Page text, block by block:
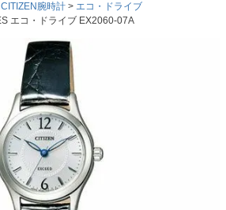
CITIZEN腕時計
エコ・ドライブ
エコ・ドライブ EX2060-07A